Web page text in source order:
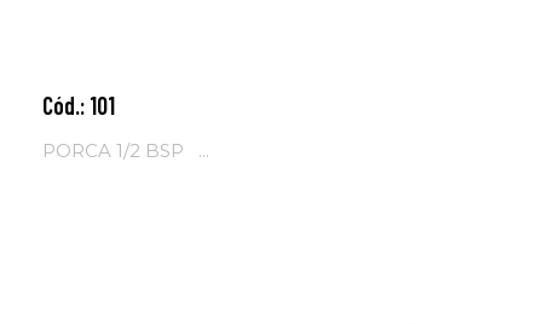
Cód.: 101
PORCA 1/2 BSP ...
Adicionar ao carrinho